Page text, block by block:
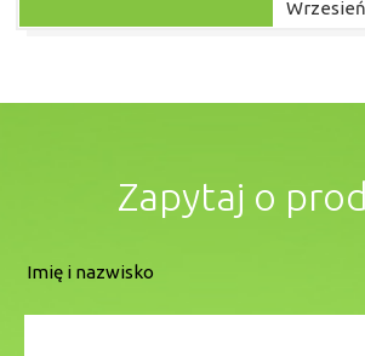
Wrzesień
Zapytaj o
Imię i nazwisko